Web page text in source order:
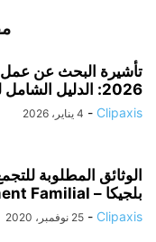
تأشيرة البحث عن
2026: الدليل الشامل للحصول على...
Clipaxis
- 4 يناير، 2026
الوثائق المطلوبة
بلجيكا – Regroupement Familial
Clipaxis
- 25 نوفمبر، 2020